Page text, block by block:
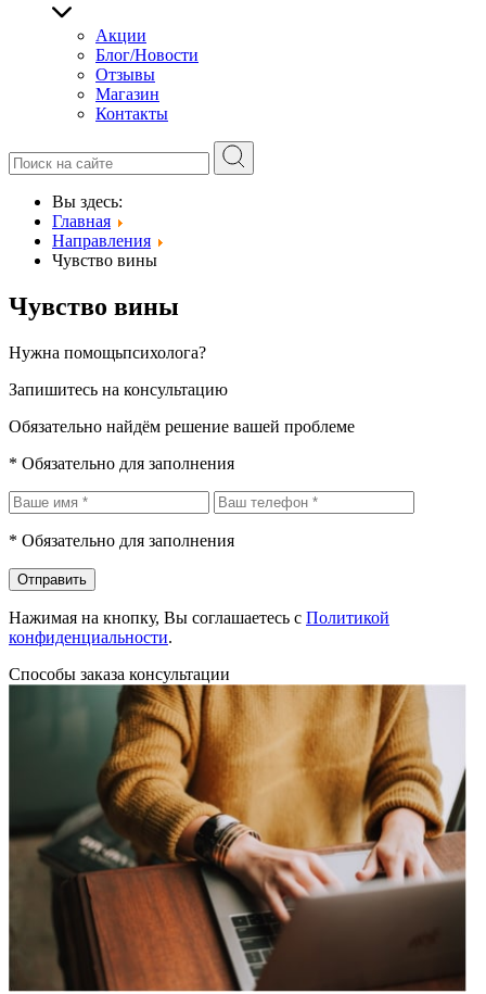
Акции
Блог/Новости
Отзывы
Магазин
Контакты
Вы здесь:
Главная
Направления
Чувство вины
Чувство вины
Нужна помощьпсихолога?
Запишитесь на консультацию
Обязательно найдём решение вашей проблеме
* Обязательно для заполнения
* Обязательно для заполнения
Отправить
Нажимая на кнопку, Вы соглашаетесь с Политикой
конфиденциальности.
Способы заказа консультации